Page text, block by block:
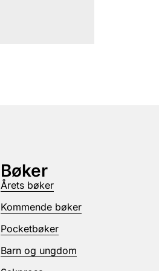
Bøker
Årets bøker
Kommende bøker
Pocketbøker
Barn og ungdom